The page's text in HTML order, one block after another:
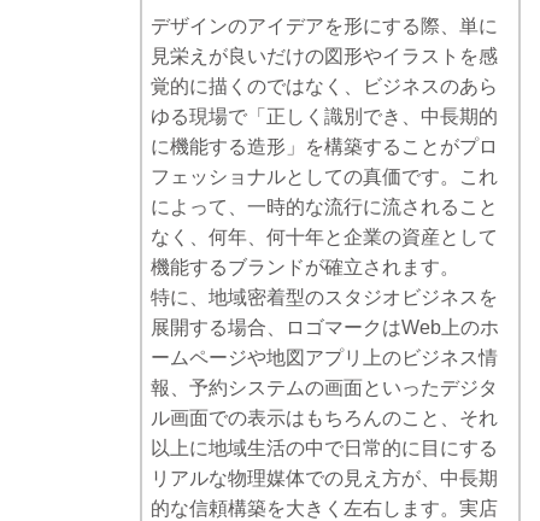
デザインのアイデアを形にする際、単に
見栄えが良いだけの図形やイラストを感
覚的に描くのではなく、ビジネスのあら
ゆる現場で「正しく識別でき、中長期的
に機能する造形」を構築することがプロ
フェッショナルとしての真価です。これ
によって、一時的な流行に流されること
なく、何年、何十年と企業の資産として
機能するブランドが確立されます。
特に、地域密着型のスタジオビジネスを
展開する場合、ロゴマークはWeb上のホ
ームページや地図アプリ上のビジネス情
報、予約システムの画面といったデジタ
ル画面での表示はもちろんのこと、それ
以上に地域生活の中で日常的に目にする
リアルな物理媒体での見え方が、中長期
的な信頼構築を大きく左右します。実店